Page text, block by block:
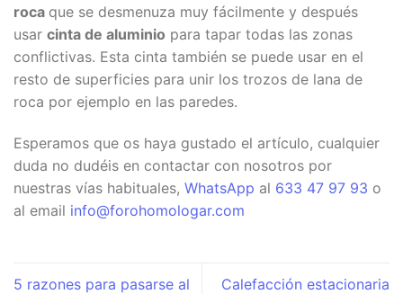
roca que se desmenuza muy fácilmente y después
usar cinta de aluminio para tapar todas las zonas
conflictivas. Esta cinta también se puede usar en el
resto de superficies para unir los trozos de lana de
roca por ejemplo en las paredes.
Esperamos que os haya gustado el artículo, cualquier
duda no dudéis en contactar con nosotros por
nuestras vías habituales, WhatsApp al 633 47 97 93 o
al email info@forohomologar.com
5 razones para pasarse al
Calefacción estacionaria